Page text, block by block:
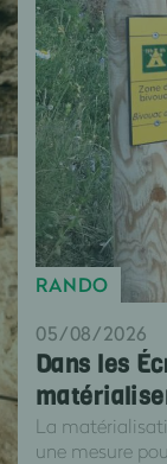
RANDO
05/08/2026
Dans les
La
une mesure